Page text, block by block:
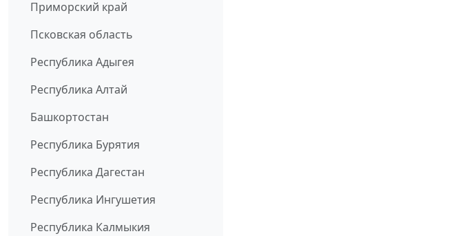
Приморский край
Псковская область
Республика Адыгея
Республика Алтай
Башкортостан
Республика Бурятия
Республика Дагестан
Республика Ингушетия
Республика Калмыкия